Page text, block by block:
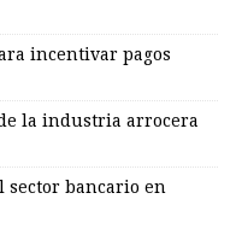
incentivar pagos
la industria arrocera
sector bancario en